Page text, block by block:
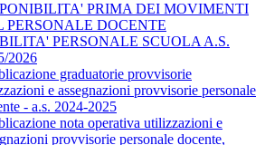
PRIMA DEI MOVIMENTI
PERSONALE DOCENTE
PERSONALE SCUOLA A.S.
2026
graduatorie provvisorie
e assegnazioni provvisorie personale
- a.s. 2024-2025
nota operativa utilizzazioni e
provvisorie personale docente,